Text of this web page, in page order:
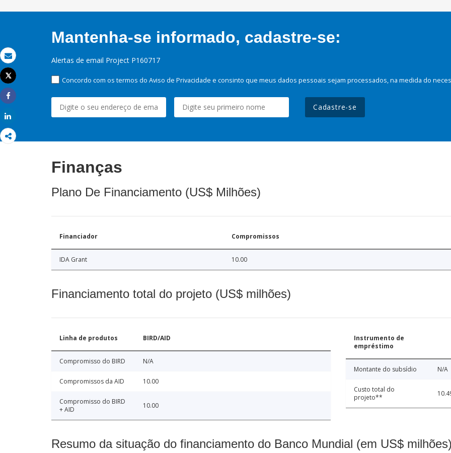
Email
Imprimir
Tweet
Share
Mantenha-se informado, cadastre-se:
Alertas de email Project P160717
Concordo com os termos do Aviso de Privacidade e consinto que meus dados pessoais sejam processados, na medida do
Cadastre-se
Finanças
Plano De Financiamento (US$ Milhões)
Financiador Compromissos
IDA Grant 10.00
Financiamento total do projeto (US$ milhões)
Linha de produtos BIRD/AID
Compromisso do BIRD N/A
Compromissos da AID 10.00
Compromisso do BIRD
+ AID
10.00
Instrumento de
empréstimo
Montante do subsídio N/A
Custo total do
projeto**
Resumo da situação do financiamento do Banco Mundial (em US$